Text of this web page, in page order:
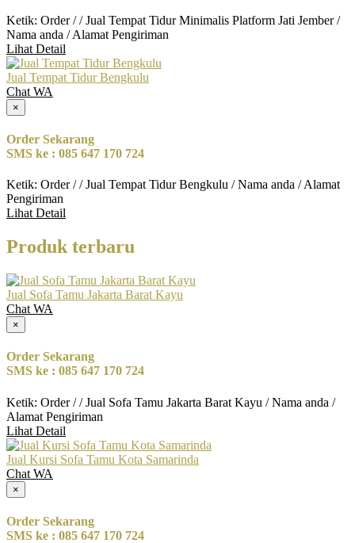
Ketik: Order / / Jual Tempat Tidur Minimalis Platform Jati Jember /
Nama anda / Alamat Pengiriman
Lihat Detail
Jual Tempat Tidur Bengkulu
Chat WA
×
Order Sekarang
SMS ke : 085 647 170 724
Ketik: Order / / Jual Tempat Tidur Bengkulu / Nama anda / Alamat
Pengiriman
Lihat Detail
Produk terbaru
Jual Sofa Tamu Jakarta Barat Kayu
Chat WA
×
Order Sekarang
SMS ke : 085 647 170 724
Ketik: Order / / Jual Sofa Tamu Jakarta Barat Kayu / Nama anda /
Alamat Pengiriman
Lihat Detail
Jual Kursi Sofa Tamu Kota Samarinda
Chat WA
×
Order Sekarang
SMS ke : 085 647 170 724